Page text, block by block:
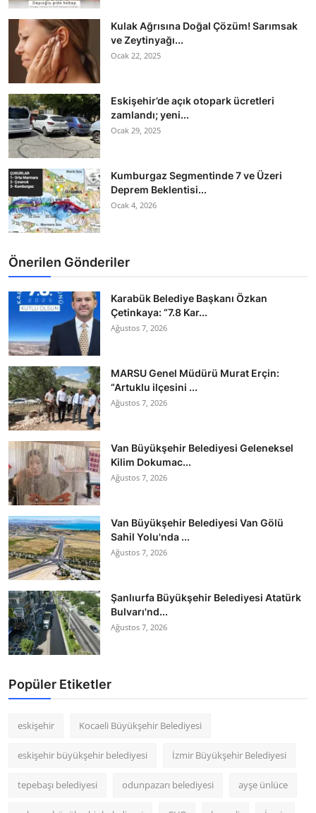
Kulak Ağrısına Doğal Çözüm! Sarımsak
ve Zeytinyağı...
Ocak 22, 2025
Eskişehir’de açık otopark ücretleri
zamlandı; yeni...
Ocak 29, 2025
Kumburgaz Segmentinde 7 ve Üzeri
Deprem Beklentisi...
Ocak 4, 2026
Önerilen Gönderiler
Karabük Belediye Başkanı Özkan
Çetinkaya: “7.8 Kar...
Ağustos 7, 2026
MARSU Genel Müdürü Murat Erçin:
“Artuklu ilçesini ...
Ağustos 7, 2026
Van Büyükşehir Belediyesi Geleneksel
Kilim Dokumac...
Ağustos 7, 2026
Van Büyükşehir Belediyesi Van Gölü
Sahil Yolu'nda ...
Ağustos 7, 2026
Şanlıurfa Büyükşehir Belediyesi Atatürk
Bulvarı'nd...
Ağustos 7, 2026
Popüler Etiketler
eskişehir Kocaeli Büyükşehir Belediyesi
eskişehir büyükşehir belediyesi İzmir Büyükşehir Belediyesi
tepebaşı belediyesi odunpazarı belediyesi ayşe ünlüce